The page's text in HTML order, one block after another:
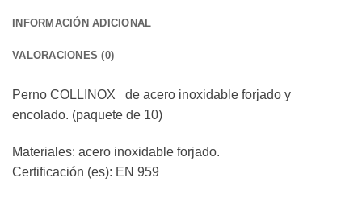
INFORMACIÓN ADICIONAL
VALORACIONES (0)
Perno COLLINOX de acero inoxidable forjado y
encolado. (paquete de 10)
Materiales: acero inoxidable forjado.
Certificación (es): EN 959